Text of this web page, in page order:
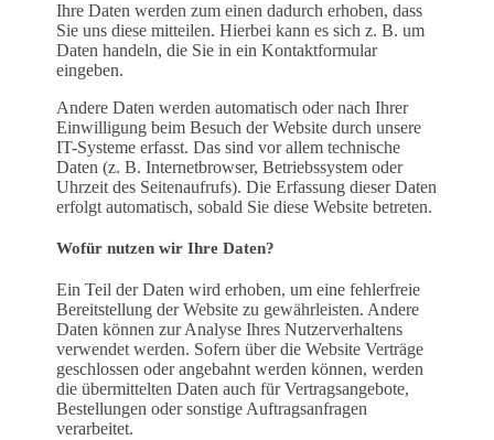
Ihre Daten werden zum einen dadurch erhoben, dass
Sie uns diese mitteilen. Hierbei kann es sich z. B. um
Daten handeln, die Sie in ein Kontaktformular
eingeben.
Andere Daten werden automatisch oder nach Ihrer
Einwilligung beim Besuch der Website durch unsere
IT-Systeme erfasst. Das sind vor allem technische
Daten (z. B. Internetbrowser, Betriebssystem oder
Uhrzeit des Seitenaufrufs). Die Erfassung dieser Daten
erfolgt automatisch, sobald Sie diese Website betreten.
Wofür nutzen wir Ihre Daten?
Ein Teil der Daten wird erhoben, um eine fehlerfreie
Bereitstellung der Website zu gewährleisten. Andere
Daten können zur Analyse Ihres Nutzerverhaltens
verwendet werden. Sofern über die Website Verträge
geschlossen oder angebahnt werden können, werden
die übermittelten Daten auch für Vertragsangebote,
Bestellungen oder sonstige Auftragsanfragen
verarbeitet.